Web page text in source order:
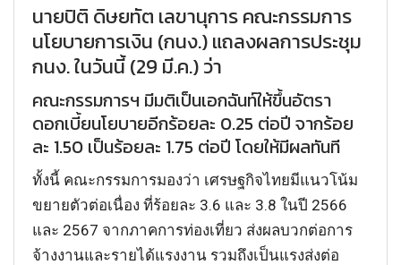
นายปิติ ดิษยทัต เลขานุการ คณะกรรมการ
นโยบายการเงิน (กนง.) แถลงผลการประชุม
กนง. ในวันนี้ (29 มี.ค.) ว่า
คณะกรรมการฯ มีมติเป็นเอกฉันท์ให้ขึ้นอัตรา
ดอกเบี้ยนโยบายอีกร้อยละ 0.25 ต่อปี จากร้อย
ละ 1.50 เป็นร้อยละ 1.75 ต่อปี โดยให้มีผลทันที
ทั้งนี้ คณะกรรมการมองว่า เศรษฐกิจไทยมีแนวโน้ม
ขยายตัวต่อเนื่อง ที่ร้อยละ 3.6 และ 3.8 ในปี 2566
และ 2567 จากภาคการท่องเที่ยว ส่งผลบวกต่อการ
จ้างงานและรายได้แรงงาน รวมถึงเป็นแรงส่งต่อ